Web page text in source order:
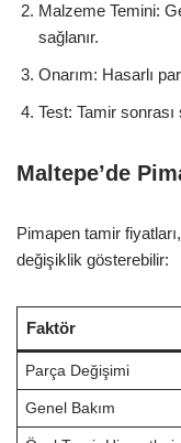
Malzeme Temini:
sağlanır.
Onarım: Hasarlı
Test: Tamir sonrası
Maltepe’de
Pimapen tamir
değişiklik gösterebilir:
Faktör
Parça Değişimi
Genel Bakım